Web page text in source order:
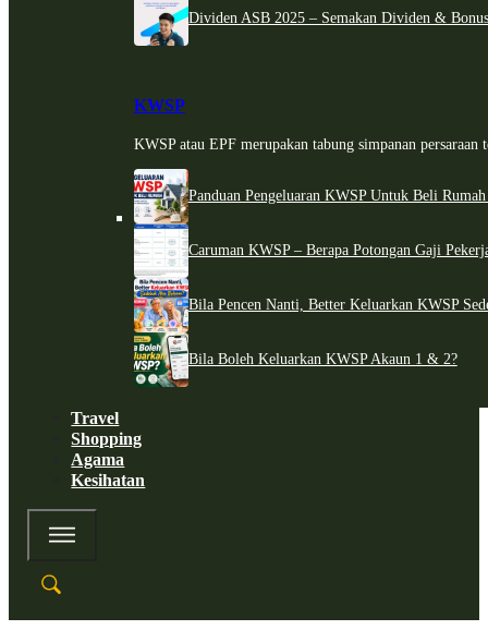
Dividen ASB 2025 – Semakan Dividen &
KWSP
KWSP atau EPF merupakan tabung simpanan persaraan
Panduan Pengeluaran KWSP Untuk Beli
Caruman KWSP – Berapa Potongan Gaji
Bila Pencen Nanti, Better Keluarkan KWSP
Bila Boleh Keluarkan KWSP Akaun 1 & 2?
Travel
Shopping
Agama
Kesihatan